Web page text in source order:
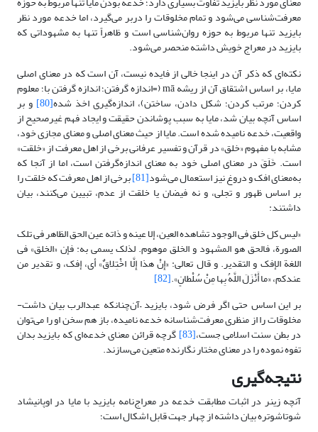
معرفت‌شناسی می‌شود و تمام مخلوقات را دربر می‌گیرد، اما خدعه مورد نظر
بایزید تنها مربوط به حوزه روان‌شناسی است و ظاهراً تنها به مشهوداتی که
بایزید در معراج خویش داشته منحصر می‌شود.
نکته‌ای که ذکر آن در اینجا خالی از فایده نیست، آن است که در معنای اصلی
مایا، بر اساس اشتقاق آن از ریشه mā (=اندازه گرفتن؛ اندازه گرفتن با؛ معلوم
کردن؛ مرتب کردن؛ شکل دادن، ساختن)، اندازه‌گیری اخذ شده[80] و بر
اساس آنچه بیان شد، مایا به سبب پوشاندن حقیقت و ایجاد فهم غیرصحیح از
واقعیت، خدعه نامیده شده است. مایا از حیث معنای اصلی و معنای مجازی خود،
مشابه با مفهوم «خلق» در قرآن و تفسیر عرفانی برخی از اهل معرفت از «خلقت»
است. خَلَقَ در معنای اصلی خود به معنای اندازه‌گرفتن است، اما از آنجا که
به‌معنای افک و دروغ نیز استعمال می‌شود[81] برخی از اهل معرفت که خلقت را
بر اساس ظهور و تجلی، و نه فیضان یا خلقت از عدم، تبیین می‌کنند، بیان
داشتند:
«لیس کل خلق فی الوجود تشاهده العین، إلا عینه و ذاته عین الحق الظاهر فی تلک
الصورة، فالحق هو المشهود و الخلق موهوم. لذلک یسمى به: فإن «الخلق» فی
اللغة الإفک و التقدیر. و قال تعالى: «إِنْ هذا إِلَّا اخْتِلاقٌ» أی، إفک، و تقدیر من
عندکم، «ما أَنْزَلَ اللَّهُ بِها مِنْ سُلْطانٍ».[82]
بر این اساس حتی اگر فرض شود، بایزید –آن‌چنانکه عبدالرب بیان داشت-
مخلوقات را از منظری معرفت‌شناسانه خدعه نامیده، باز هم سخن او را می‌توان
در بطن سنت اسلامی جست،[83] گرچه قرائن معنای خدعه‌ای که بایزید بدان
تفوه نموده را در معنای مختار نگارنده متعین می‌سازند.
نتیجه‌گیری
آنچه زینر در اثبات مطابقت خدعه در معراج‌نامه بایزید با مایا در اوپانیشاد
شوتاشوتره بیان داشته از چهار جهت قابل اشکال است؛